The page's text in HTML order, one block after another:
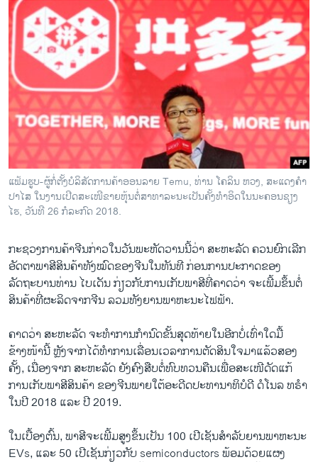
ອິດສະຫຼະພາບດ້ານການຂ່າວ
ຊີວິດຊາວລາວ
ຊຸມຊົນຊາວລາວ
ວິທະຍາສາດ-ເທັກໂນໂລຈີ
ທຸລະກິດ
ພາສາອັງກິດ
ວີດີໂອ
ສຽງ
ລາຍງານ
ພາສາຕ່າງໆ
ແຟ້ມຮູບ-ຜູ້ກໍ່ຕັ້ງບໍລິສັດການຄ້າອອນລາຍ Temu, ທ່ານ ໂຄລິນ ຫວງ, ສະແດງຄໍາ
ປາໄສ ໃນງານເປີດສະເໜີຂາຍຫຸ້ນຕໍ່ສາທາລະນະເປັນຄັ້ງທໍາອິດໃນນະຄອນຊຽງ
ໄຮ, ວັນທີ 26 ກໍລະກົດ 2018.
ກະຊວງ​ການ​ຄ້າ​ຈີນ​ກ່າວ​ໃນ​ວັນພະຫັດວານ​ນີ້​ວ່າ ສະຫະລັດ ​ຄວນ​ຍົກ​ເລີກ​
ອັດຕາ​ພາສີ​ສິນຄ້າ​ທັງ​ໝົດ​ຂອງ​ຈີນ​ໃນ​ທັນທີ ກ່ອນ​ການ​ປະກາດ​ຂອງ​
ລັດຖະບານ​ທ່ານ ໄບເດັນ ກ່ຽວ​ກັບ​ການ​ເກັບ​ພາສີ​ທີ່​ຄາດ​ວ່າ​ ຈະເພີ້ມ​ຂຶ້ນ​ຕໍ່​
ສິນຄ້າ​ທີ່​ຜະລິດ​ຈາກ​ຈີນ ລວມທັງ​ຍານພາຫະນະ​ໄຟຟ້າ.
ຄາດວ່າ ສະຫະລັດ ຈະທໍາການກໍານົດຂັ້ນສຸດທ້າຍໃນອີກບໍ່ເທົ່າໃດມື້
ຂ້າງໜ້ານີ້ ຫຼັງຈາກໄດ້ທໍາການເລື່ອນເວລາການຕັດສິນໃຈມາແລ້ວສອງ
ຄັ້ງ, ເນື່ອງຈາກ ສະຫະລັດ ຍັງຄົງສືບຕໍ່ທົບທວນຄືນເພື່ອສະເໜີດັດແກ້
ການເກັບພາສີສິນຄ້າ ຂອງຈີນພາຍໃຕ້ອະດີດປະທານາທິບໍດີ ດໍໂນລ ທຣໍາ
ໃນປີ 2018 ແລະ ປີ 2019.
ໃນເບື້ອງຕົ້ນ, ພາສີຈະເພີ້ມສູງຂຶ້ນເປັນ 100 ເປີເຊັນສໍາລັບຍານພາຫະນະ
EVs, ແລະ 50 ເປີເຊັນກ່ຽວກັບ semiconductors ພ້ອມດ້ວຍແຜງ